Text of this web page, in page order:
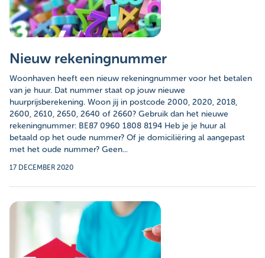
Nieuw rekeningnummer
Woonhaven heeft een nieuw rekeningnummer voor het betalen
van je huur. Dat nummer staat op jouw nieuwe
huurprijsberekening. Woon jij in postcode 2000, 2020, 2018,
2600, 2610, 2650, 2640 of 2660? Gebruik dan het nieuwe
rekeningnummer: BE87 0960 1808 8194 Heb je je huur al
betaald op het oude nummer? Of je domiciliëring al aangepast
met het oude nummer? Geen...
17 DECEMBER 2020